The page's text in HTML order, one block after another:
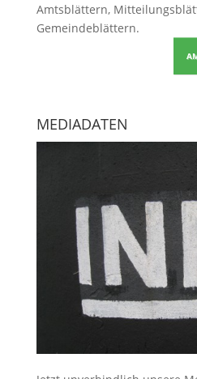
Amtsblättern,
Gemeindeblättern.
MEDIADATEN